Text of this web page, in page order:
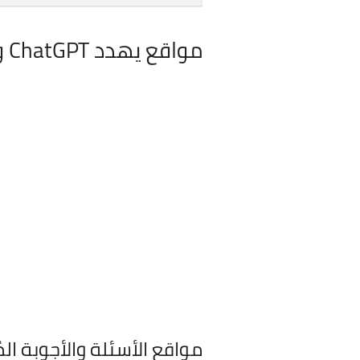
مواقع يهدد ChatGPT وجودها
مواقع الأسئلة